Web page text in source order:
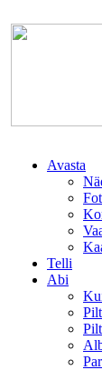
Avasta
Telli
Abi